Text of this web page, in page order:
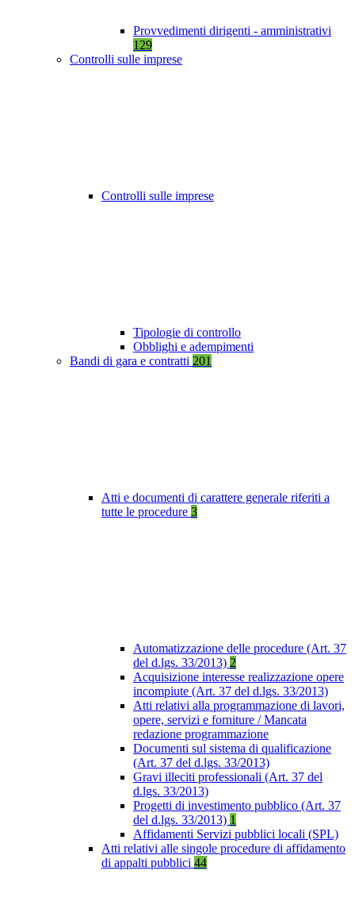
Provvedimenti dirigenti - amministrativi
129
Controlli sulle imprese
Controlli sulle imprese
Tipologie di controllo
Obblighi e adempimenti
Bandi di gara e contratti 201
Atti e documenti di carattere generale riferiti a
tutte le procedure 3
Automatizzazione delle procedure (Art. 37
del d.lgs. 33/2013) 2
Acquisizione interesse realizzazione opere
incompiute (Art. 37 del d.lgs. 33/2013)
Atti relativi alla programmazione di lavori,
opere, servizi e forniture / Mancata
redazione programmazione
Documenti sul sistema di qualificazione
(Art. 37 del d.lgs. 33/2013)
Gravi illeciti professionali (Art. 37 del
d.lgs. 33/2013)
Progetti di investimento pubblico (Art. 37
del d.lgs. 33/2013) 1
Affidamenti Servizi pubblici locali (SPL)
Atti relativi alle singole procedure di affidamento
di appalti pubblici 44